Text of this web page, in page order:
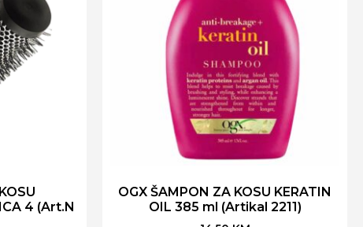
4 (Art.N
OGX ŠAMPON ZA KOSU KERATIN
OIL 385 ml (Artikal 2211)